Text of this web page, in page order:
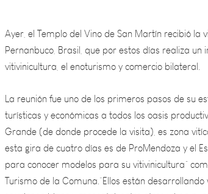
Pernanbuco, Brasil, que por estos días realiza
vitivinicultura, el enoturismo y comercio bilateral.
La reunión fue uno de los primeros pasos de su
turísticas y económicas a todos los oasis
Grande (de donde procede la visita), es zona
esta gira de cuatro días es de ProMendoza y el
para conocer modelos para su vitivinicultura”
Turismo de la Comuna.“Ellos están
sauvignon blanc y moscatel, entre otros y han